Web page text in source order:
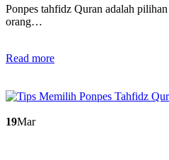
Ponpes tahfidz Quran adalah
orang…
Read more
19Mar